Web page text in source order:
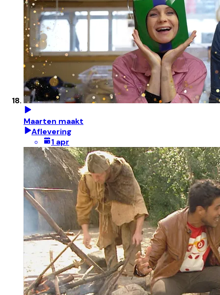
Maarten maakt
Aflevering
1 apr